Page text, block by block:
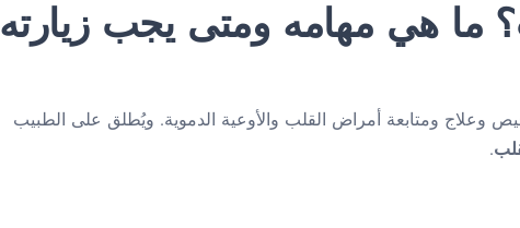
ما هي مهامه ومتى يجب
ومتابعة أمراض القلب والأوعية الدموية. ويُطلق على الطبيب
.